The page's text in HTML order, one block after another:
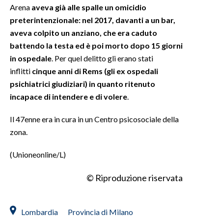
PUBBLICITÀ
SPIAGGE
STORE
Arena aveva già alle spalle un omicidio
preterintenzionale: nel 2017, davanti a un bar,
aveva colpito un anziano, che era caduto
battendo la testa ed è poi morto dopo 15 giorni
in ospedale . Per quel delitto gli erano stati
inflitti cinque anni di Rems (gli ex ospedali
psichiatrici giudiziari) in quanto ritenuto
incapace di intendere e di volere
Il 47enne era in cura in un Centro psicosociale della
zona.
(Unioneonline/L)
© Riproduzione riservata
Lombardia Provincia di Milano